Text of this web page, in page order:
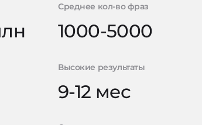
Среднее кол-во фраз
1000-5000
Высокие результаты
9-12 мес